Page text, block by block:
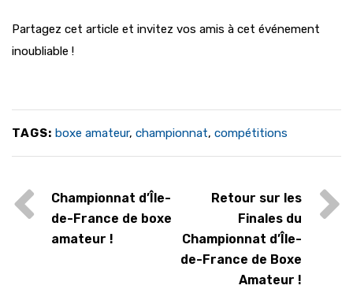
Partagez cet article et invitez vos amis à cet événement
inoubliable !
TAGS: boxe amateur, championnat, compétitions
Championnat d’Île-
de-France de boxe
amateur !
Retour sur les
Finales du
Championnat d’Île-
de-France de Boxe
Amateur !